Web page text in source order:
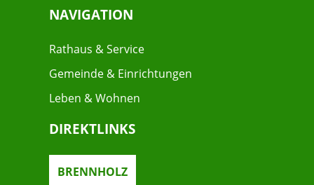
NAVIGATION
Rathaus & Service
Gemeinde & Einrichtungen
Leben & Wohnen
DIREKTLINKS
BRENNHOLZ